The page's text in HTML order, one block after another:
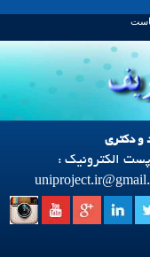
و دکتری
پست الکترونیک :
uniproject.ir@